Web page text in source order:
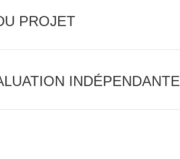
PROJET
INDÉPENDANTE